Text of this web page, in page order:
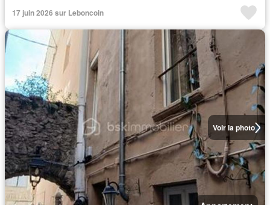
17 juin 2026 sur Leboncoin
Voir la photo